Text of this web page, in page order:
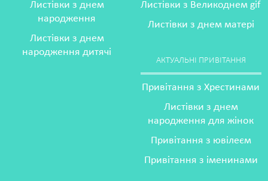
Листівки з днем
народження
Листівки з днем
народження дитячі
Листівки з Великоднем gif
Листівки з днем матері
АКТУАЛЬНІ ПРИВІТАННЯ
Привітання з Хрестинами
Листівки з днем
народження для жінок
Привітання з ювілеєм
Привітання з іменинами